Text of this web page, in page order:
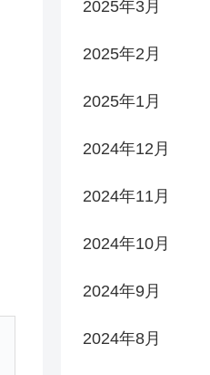
2025年3月
2025年2月
2025年1月
2024年12月
2024年11月
2024年10月
2024年9月
2024年8月